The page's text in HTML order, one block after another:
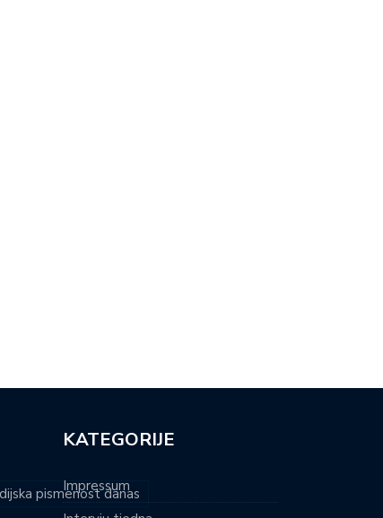
pismenost danas
KATEGORIJE
Impressum